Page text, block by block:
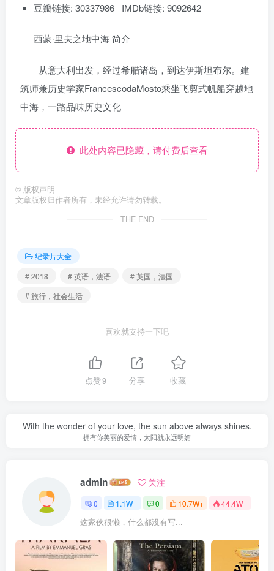
豆瓣链接: 30337986 IMDb链接: 9092642
西蒙·里夫之地中海 简介
从意大利出发，经过希腊诸岛，到达伊斯坦布尔。建
筑师兼历史学家FrancescodaMosto乘坐飞剪式帆船穿越地
中海，一路品味历史文化
此处内容已隐藏，请付费后查看
© 版权声明
文章版权归作者所有，未经允许请勿转载。
THE END
纪录片大全
# 2018
# 英语，法语
# 英国，法国
# 旅行，社会生活
喜欢就支持一下吧
点赞9 分享 收藏
With the wonder of your love, the sun above always shines.
拥有你美丽的爱情，太阳就永远明媚
admin 关注
0 1.1W+ 0 10.7W+ 44.4W+
这家伙很懒，什么都没有写...